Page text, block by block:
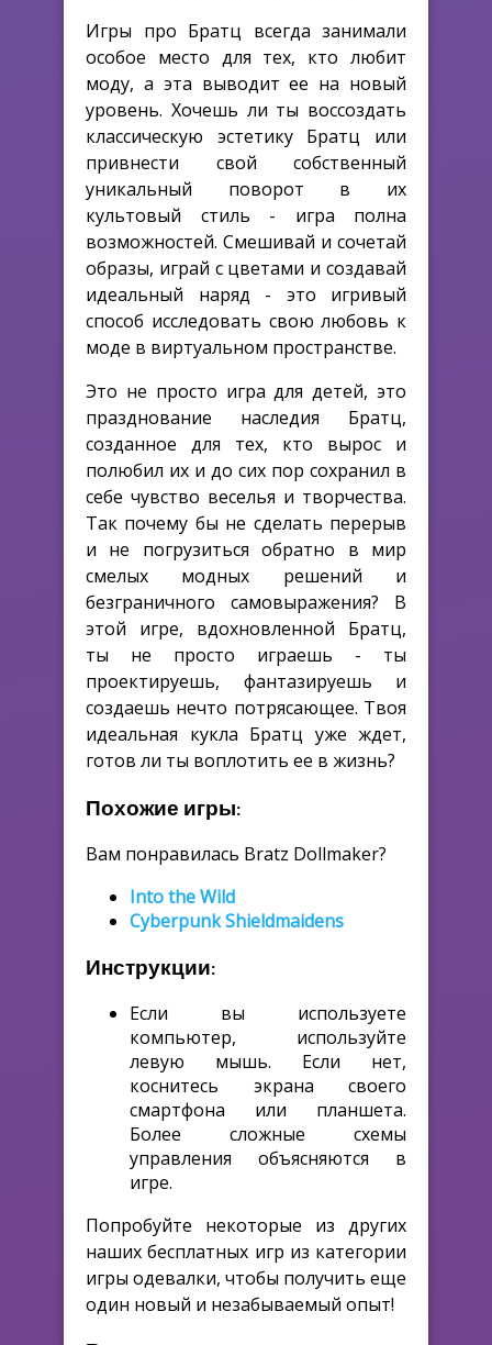
Игры про Братц всегда занимали
особое место для тех, кто любит
моду, а эта выводит ее на новый
уровень. Хочешь ли ты воссоздать
классическую эстетику Братц или
привнести свой собственный
уникальный поворот в их
культовый стиль - игра полна
возможностей. Смешивай и сочетай
образы, играй с цветами и создавай
идеальный наряд - это игривый
способ исследовать свою любовь к
моде в виртуальном пространстве.
Это не просто игра для детей, это
празднование наследия Братц,
созданное для тех, кто вырос и
полюбил их и до сих пор сохранил в
себе чувство веселья и творчества.
Так почему бы не сделать перерыв
и не погрузиться обратно в мир
смелых модных решений и
безграничного самовыражения? В
этой игре, вдохновленной Братц,
ты не просто играешь - ты
проектируешь, фантазируешь и
создаешь нечто потрясающее. Твоя
идеальная кукла Братц уже ждет,
готов ли ты воплотить ее в жизнь?
Похожие игры:
Вам понравилась Bratz Dollmaker?
Into the Wild
Cyberpunk Shieldmaidens
Инструкции:
Если вы используете
компьютер, используйте
левую мышь. Если нет,
коснитесь экрана своего
смартфона или планшета.
Более сложные схемы
управления объясняются в
игре.
Попробуйте некоторые из других
наших бесплатных игр из категории
игры одевалки, чтобы получить еще
один новый и незабываемый опыт!